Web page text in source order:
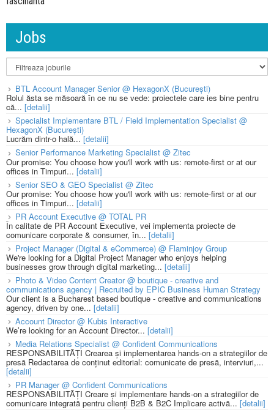
Jobs
BTL Account Manager Senior @ HexagonX (București)
Rolul ăsta se măsoară în ce nu se vede: proiectele care ies bine pentru
că... [detalii]
Specialist Implementare BTL / Field Implementation Specialist @
HexagonX (București)
Lucrăm dintr-o hală... [detalii]
Senior Performance Marketing Specialist @ Zitec
Our promise: You choose how you'll work with us: remote-first or at our
offices in Timpuri... [detalii]
Senior SEO & GEO Specialist @ Zitec
Our promise: You choose how you'll work with us: remote-first or at our
offices in Timpuri... [detalii]
PR Account Executive @ TOTAL PR
În calitate de PR Account Executive, vei implementa proiecte de
comunicare corporate & consumer, în... [detalii]
Project Manager (Digital & eCommerce) @ Flaminjoy Group
We're looking for a Digital Project Manager who enjoys helping
businesses grow through digital marketing... [detalii]
Photo & Video Content Creator @ boutique - creative and
communications agency | Recruited by EPIC Business Human Strategy
Our client is a Bucharest based boutique - creative and communications
agency, driven by one... [detalii]
Account Director @ Kubis Interactive
We’re looking for an Account Director... [detalii]
Media Relations Specialist @ Confident Communications
RESPONSABILITĂȚI Crearea și implementarea hands-on a strategiilor de
presă Redactarea de conținut editorial: comunicate de presă, interviuri,...
[detalii]
PR Manager @ Confident Communications
RESPONSABILITĂȚI Creare și implementare hands-on a strategiilor de
comunicare integrată pentru clienți B2B & B2C Implicare activă... [detalii]